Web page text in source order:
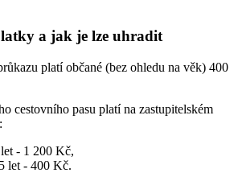
a jak je lze uhradit
platí občané (bez ohledu na věk) 400
cestovního pasu platí na zastupitelském
- 1 200 Kč,
let - 400 Kč.